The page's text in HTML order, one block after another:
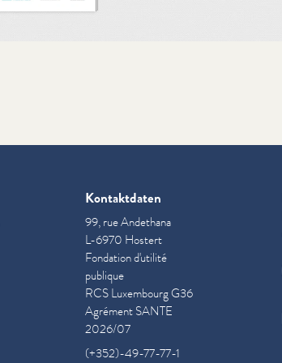
Kontaktdaten
99, rue Andethana
L-6970 Hostert
Fondation d'utilité
publique
RCS Luxembourg G36
Agrément SANTE
2026/07
(+352)-49-77-77-1